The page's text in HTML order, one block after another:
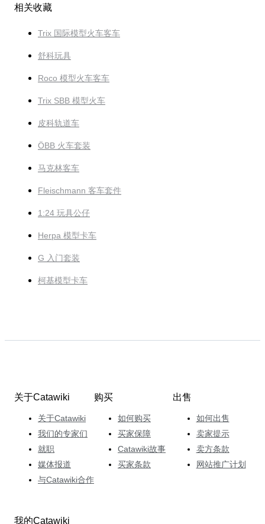
相关收藏
Trix 国际模型火车客车
舒科玩具
Roco 模型火车客车
Trix SBB 模型火车
皮科轨道车
ÖBB 火车套装
马克林客车
Fleischmann 客车套件
1:24 玩具公仔
Herpa 模型卡车
G 入门套装
柯基模型卡车
关于Catawiki
关于Catawiki
我们的专家们
就职
媒体报道
与Catawiki合作
购买
如何购买
买家保障
Catawiki故事
买家条款
出售
如何出售
卖家提示
卖方条款
网站推广计划
我的Catawiki